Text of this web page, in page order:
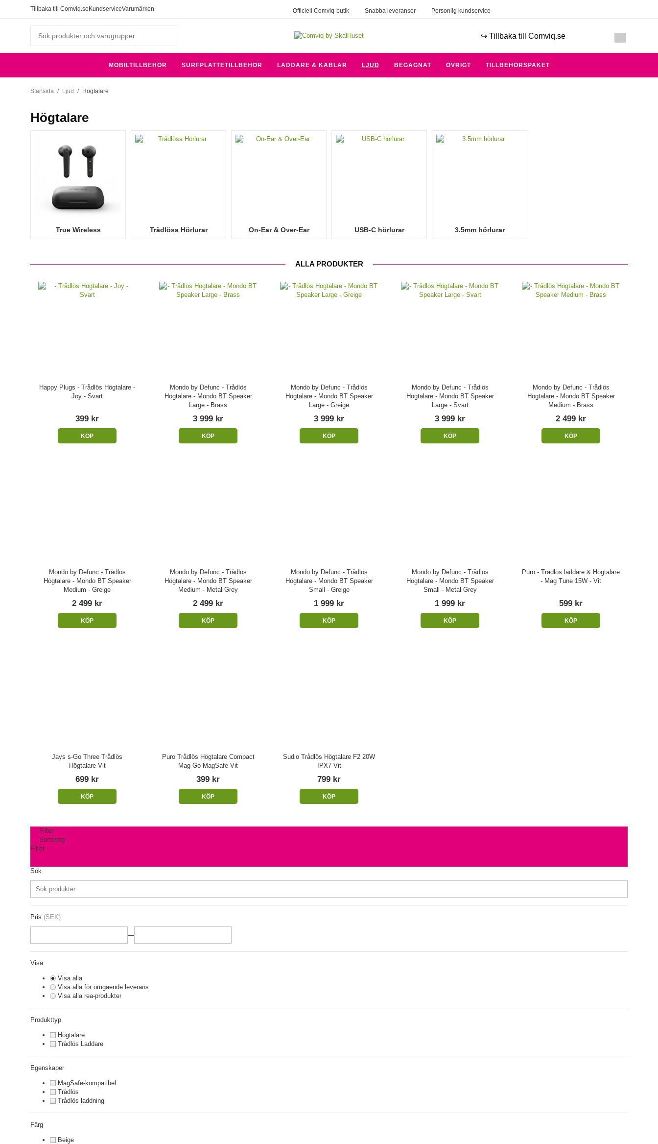
Tillbaka till Comviq.se KundserviceVarumärken Officiell Comviq-butik Snabba leveranser Personlig kundservice
↪️ Tillbaka till Comviq.se
MOBILTILLBEHÖR SURFPLATTETILLBEHÖR LADDARE & KABLAR LJUD BEGAGNAT ÖVRIGT TILLBEHÖRSPAKET
Startsida / Ljud / Högtalare
Högtalare
True Wireless Trådlösa Hörlurar On-Ear & Over-Ear USB-C hörlurar 3.5mm hörlurar
ALLA PRODUKTER
Happy Plugs - Trådlös Högtalare -
Joy - Svart
399 kr
KÖP
Mondo by Defunc - Trådlös
Högtalare - Mondo BT Speaker
Large - Brass
3 999 kr
KÖP
Mondo by Defunc - Trådlös
Högtalare - Mondo BT Speaker
Large - Greige
3 999 kr
KÖP
Mondo by Defunc - Trådlös
Högtalare - Mondo BT Speaker
Large - Svart
3 999 kr
KÖP
Mondo by Defunc - Trådlös
Högtalare - Mondo BT Speaker
Medium - Brass
2 499 kr
KÖP
Mondo by Defunc - Trådlös
Högtalare - Mondo BT Speaker
Medium - Greige
2 499 kr
KÖP
Mondo by Defunc - Trådlös
Högtalare - Mondo BT Speaker
Medium - Metal Grey
2 499 kr
KÖP
Mondo by Defunc - Trådlös
Högtalare - Mondo BT Speaker
Small - Greige
1 999 kr
KÖP
Mondo by Defunc - Trådlös
Högtalare - Mondo BT Speaker
Small - Metal Grey
1 999 kr
KÖP
Puro - Trådlös laddare & Högtalare
- Mag Tune 15W - Vit
599 kr
KÖP
Jays s-Go Three Trådlös
Högtalare Vit
699 kr
KÖP
Puro Trådlös Högtalare Compact
Mag Go MagSafe Vit
399 kr
KÖP
Sudio Trådlös Högtalare F2 20W
IPX7 Vit
799 kr
KÖP
Filter
Sortering
Filter
Sök
Pris (SEK)
—
Visa
Visa alla
Visa alla för omgående leverans
Visa alla rea-produkter
Produkttyp
Högtalare
Trådlös Laddare
Egenskaper
MagSafe-kompatibel
Trådlös
Trådlös laddning
Färg
Beige